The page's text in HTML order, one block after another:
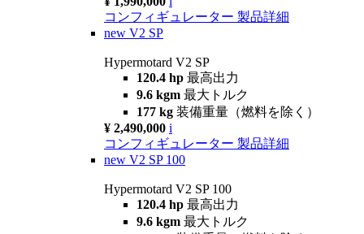
コンフィギュレーター 製品詳細
new V2 SP
Hypermotard V2 SP
120.4 hp 最高出力
9.6 kgm 最大トルク
177 kg 装備重量（燃料を除く）
¥ 2,490,000 i
コンフィギュレーター 製品詳細
new V2 SP 100
Hypermotard V2 SP 100
120.4 hp 最高出力
9.6 kgm 最大トルク